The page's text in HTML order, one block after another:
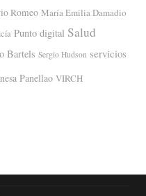
Romeo María Emilia Damadio
Punto digital Salud
Bartels Sergio Hudson servicios
Panellao VIRCH